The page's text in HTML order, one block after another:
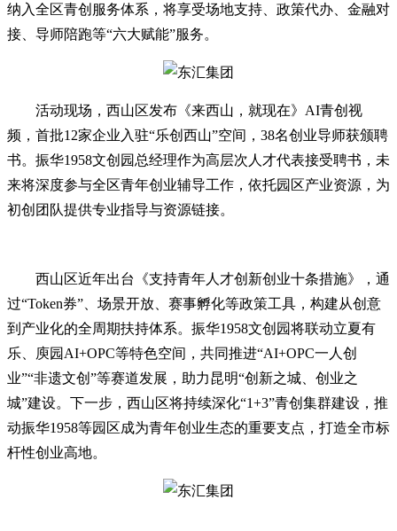
纳入全区青创服务体系，将享受场地支持、政策代办、金融对
接、导师陪跑等“六大赋能”服务。
活动现场，西山区发布《来西山，就现在》AI青创视
频，首批12家企业入驻“乐创西山”空间，38名创业导师获颁聘
书。振华1958文创园总经理作为高层次人才代表接受聘书，未
来将深度参与全区青年创业辅导工作，依托园区产业资源，为
初创团队提供专业指导与资源链接。
西山区近年出台《支持青年人才创新创业十条措施》，通
过“Token券”、场景开放、赛事孵化等政策工具，构建从创意
到产业化的全周期扶持体系。振华1958文创园将联动立夏有
乐、庾园AI+OPC等特色空间，共同推进“AI+OPC一人创
业”“非遗文创”等赛道发展，助力昆明“创新之城、创业之
城”建设。下一步，西山区将持续深化“1+3”青创集群建设，推
动振华1958等园区成为青年创业生态的重要支点，打造全市标
杆性创业高地。